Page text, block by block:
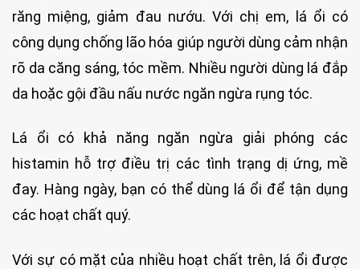
răng miệng, giảm đau nướu. Với chị em, lá ổi có
công dụng chống lão hóa giúp người dùng cảm nhận
rõ da căng sáng, tóc mềm. Nhiều người dùng lá đắp
da hoặc gội đầu nấu nước ngăn ngừa rụng tóc.
Lá ổi có khả năng ngăn ngừa giải phóng các
histamin hỗ trợ điều trị các tình trạng dị ứng, mề
đay. Hàng ngày, bạn có thể dùng lá ổi để tận dụng
các hoạt chất quý.
Với sự có mặt của nhiều hoạt chất trên, lá ổi được